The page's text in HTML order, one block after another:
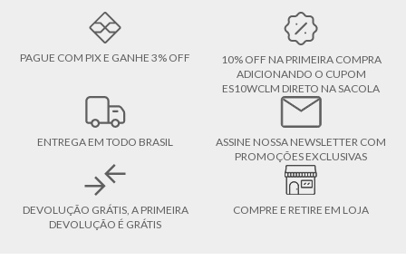
PAGUE COM PIX E GANHE 3% OFF
10% OFF NA PRIMEIRA COMPRA
ADICIONANDO O CUPOM
ES10WCLM DIRETO NA SACOLA
ENTREGA EM TODO BRASIL
ASSINE NOSSA NEWSLETTER COM
PROMOÇÕES EXCLUSIVAS
DEVOLUÇÃO GRÁTIS, A PRIMEIRA
DEVOLUÇÃO É GRÁTIS
COMPRE E RETIRE EM LOJA